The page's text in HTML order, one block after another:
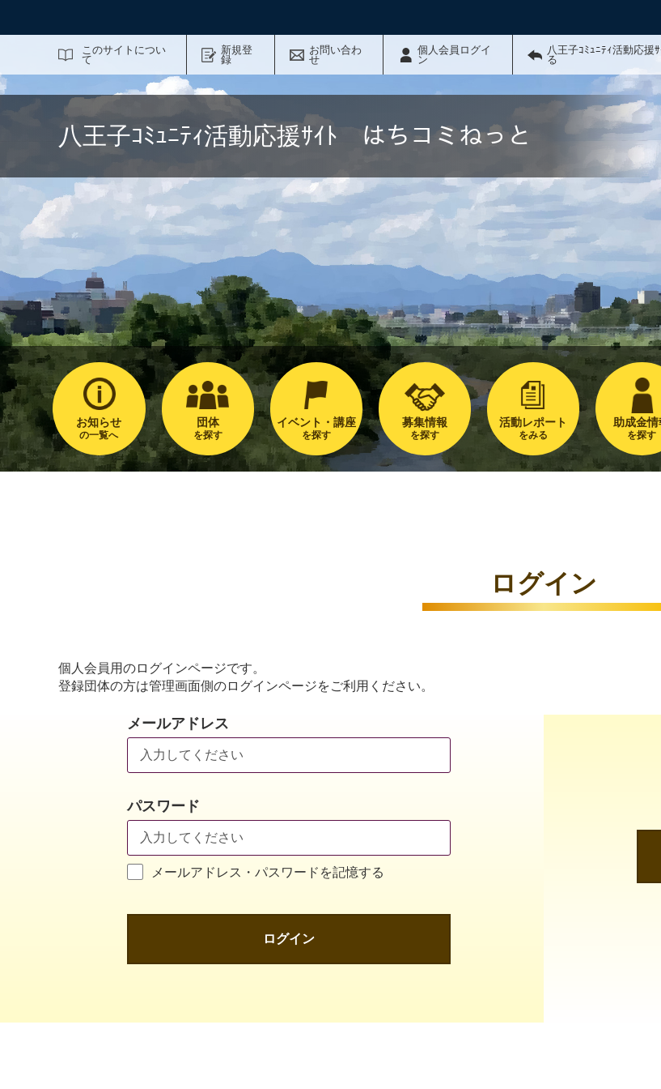
このサイトについ
て
新規登
録
お問い合わ
せ
個人会員ログイ
ン
八王子ｺﾐｭﾆﾃｨ活動応
る
八王子ｺﾐｭﾆﾃｨ活動応援ｻｲﾄ はちコミねっと
お知らせ
の一覧へ
団体
を探す
イベント・講座
を探す
募集情報
を探す
活動レポート
をみる
助成金情
を探す
ログイン
個人会員用のログインページです。
登録団体の方は管理画面側のログインページをご利用ください。
メールアドレス
パスワード
メールアドレス・パスワードを記憶する
ログイン